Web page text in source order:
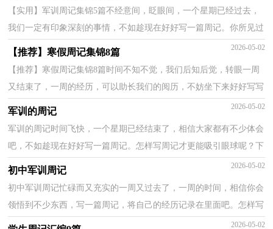
【实用】军训周记集锦5篇不经意间，眨眼间，一个星期已经过去，
我们一定有印象深刻的事情，不如趁现在好好写一篇周记。你所见过
的周记应该是什么样的？以下是小编精心整理的军训周记5...
【推荐】寒假周记集锦8篇 2026-05-02
【推荐】寒假周记集锦8篇时间不知不觉，我们后知后觉，转眼一周
又结束了，一周的经历，可以助长我们的阅历，不妨坐下来好好写写
周记吧。可是怎样写周记才能出彩呢？以下是小编收集整理...
军训的周记 2026-05-02
军训的周记时间飞快，一个星期已经结束了，相信大家都有不少体会
吧，不如趁现在好好写一篇周记。怎样写周记才更能吸引眼球呢？下
面是小编为大家收集的军训的周记，欢迎阅读，希望大家能...
初中军训周记 2026-05-02
初中军训周记忙碌而又充实的一周又过去了，一周的时间，相信你会
领悟到不少东西，写一篇周记，将自己的经历记录在里面吧。怎样写
好周记呢?下面是小编收集整理的初中军训周记，供大家...
2026-05-02